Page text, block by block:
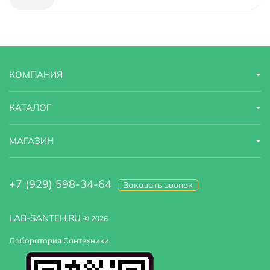
Область применения
Стандарт подводки
Тип подводки гибкая
Высота излива 10
LAB-SANTEH.RU © 2026
Лаборатория Сантехники
КОМПАНИЯ
КАТАЛОГ
МАГАЗИН
+7 (929) 598-34-64 Заказать звонок